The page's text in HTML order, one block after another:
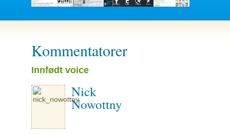
Kommentatorer
Innfødt voice
Nick
Nowottny